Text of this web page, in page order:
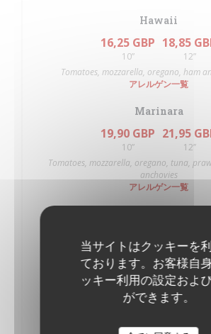
当サイトはクッキーを
ております。お客様自
ッキー利用の設定およ
ができます。
Hawaii
16,25 GBP
10”
18,85
12”
Tomatoes, mozzarella, oregano, ham
アレルゲン一覧
Marinara
19,90 GBP
10”
21,95
12’’
Tomatoes, mozzarella, oregano, tuna,
anchovies
アレルゲン一覧
10"
12"
Tomatoes, mozzarella, oregano
アレルゲン一覧
Margherita
14,70 GBP 17,35 GBP